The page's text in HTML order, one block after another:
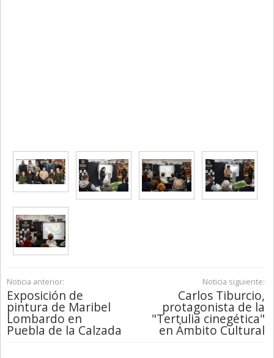
Noticia anterior:
Exposición de
pintura de Maribel
Lombardo en
Puebla de la Calzada
Noticia siguiente:
Carlos Tiburcio,
protagonista de la
"Tertulia cinegética"
en Ámbito Cultural